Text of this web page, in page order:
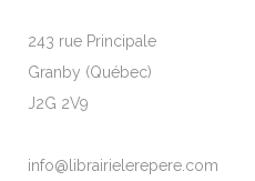
243 rue Principale
Granby (Québec)
J2G 2V9
info@librairielerepere.com